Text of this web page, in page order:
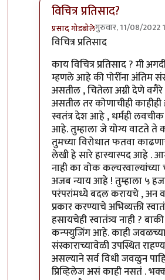
विचित्र प्रतिसाद?
प्रसाद गोडबोलेगुरुवार, 11/08/2022
In reply toविचित्र प्रतिसाद ...
विचित्र प्रतिसाद
काय विचित्र प्रतिसाद ? मी
म्हणले आहे की पोरींना अंतिम
असतील , चितेला अग्नी देणे
असतील तर कोणाचीही काहीही
स्वतंत्र देश आहे , धर्मही
आहे. तुम्हाला जे योग्य वाटते ते
तुमच्या विरोधात फतवा
लेखी हे सारे हास्यास्पद आहे .
नाही का वोक कल्चरवाल्यांच्या
अजब न्याय आहे ! तुम्हाला ५
परंपरांमध्ये बदल करायचे , अन
प्रकार करण्याचे अभिव्यक्ती
हसायचेही स्वातंत्र्य नाही ?
कन्फ्युजिंग आहे. काही
संस्काराच्यावेळी उपस्थित
असल्याने सर्व विधी जवळुन
प्रिव्हिलेज असं काही नसतं .